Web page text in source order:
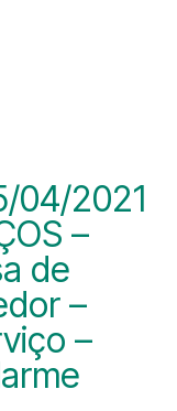
04/2021
–
de
–
–